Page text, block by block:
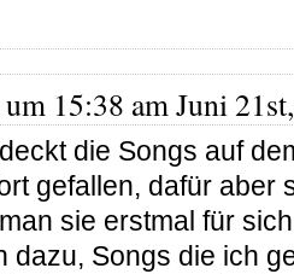
15:38 am Juni
die Songs auf
gefallen, dafür aber
sie erstmal für
dazu, Songs die ich